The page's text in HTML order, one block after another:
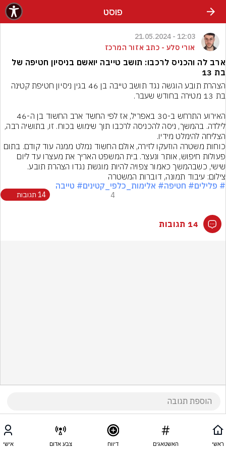
פוסט
12:03 - 21.05.2024
אורי סלע - כתב אזור המרכז
ארב לה והכניס לרכבו: תושב טייבה יואשם בניסיון חטיפה של
בת 13
הצליחה להימלט מידיו.
שישי, כשבהמשך כאמור צפויה להיות מוגשת נגדו הצהרת תובע.
צילום: עיבוד תמונה, דוברות המשטרה
# פלילים# חטיפה# אלימות_כלפי_קטינים# טייבה
4 14 תגובות
14 תגובות
ראשי האשטאגים דיווח צבע אדום אישי